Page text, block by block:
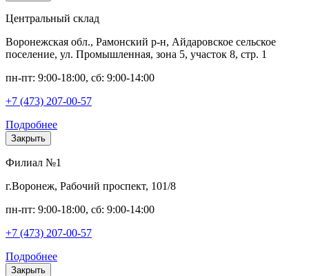
Центральный склад
Воронежская обл., Рамонский р-н, Айдаровское сельское
поселение, ул. Промышленная, зона 5, участок 8, стр. 1
пн-пт: 9:00-18:00, сб: 9:00-14:00
+7 (473) 207-00-57
Подробнее
Закрыть
Филиал №1
г.Воронеж, Рабочий проспект, 101/8
пн-пт: 9:00-18:00, сб: 9:00-14:00
+7 (473) 207-00-57
Подробнее
Закрыть